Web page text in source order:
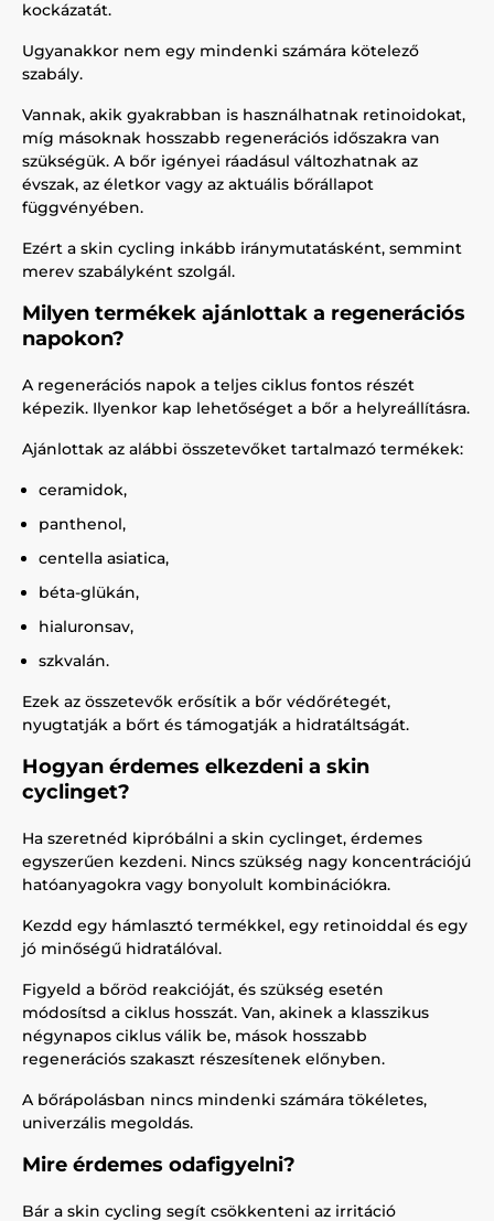
kockázatát.
Ugyanakkor nem egy mindenki számára kötelező
szabály.
Vannak, akik gyakrabban is használhatnak retinoidokat,
míg másoknak hosszabb regenerációs időszakra van
szükségük. A bőr igényei ráadásul változhatnak az
évszak, az életkor vagy az aktuális bőrállapot
függvényében.
Ezért a skin cycling inkább iránymutatásként, semmint
merev szabályként szolgál.
Milyen termékek ajánlottak a regenerációs
napokon?
A regenerációs napok a teljes ciklus fontos részét
képezik. Ilyenkor kap lehetőséget a bőr a helyreállításra.
Ajánlottak az alábbi összetevőket tartalmazó termékek:
ceramidok,
panthenol,
centella asiatica,
béta-glükán,
hialuronsav,
szkvalán.
Ezek az összetevők erősítik a bőr védőrétegét,
nyugtatják a bőrt és támogatják a hidratáltságát.
Hogyan érdemes elkezdeni a skin
cyclinget?
Ha szeretnéd kipróbálni a skin cyclinget, érdemes
egyszerűen kezdeni. Nincs szükség nagy koncentrációjú
hatóanyagokra vagy bonyolult kombinációkra.
Kezdd egy hámlasztó termékkel, egy retinoiddal és egy
jó minőségű hidratálóval.
Figyeld a bőröd reakcióját, és szükség esetén
módosítsd a ciklus hosszát. Van, akinek a klasszikus
négynapos ciklus válik be, mások hosszabb
regenerációs szakaszt részesítenek előnyben.
A bőrápolásban nincs mindenki számára tökéletes,
univerzális megoldás.
Mire érdemes odafigyelni?
Bár a skin cycling segít csökkenteni az irritáció